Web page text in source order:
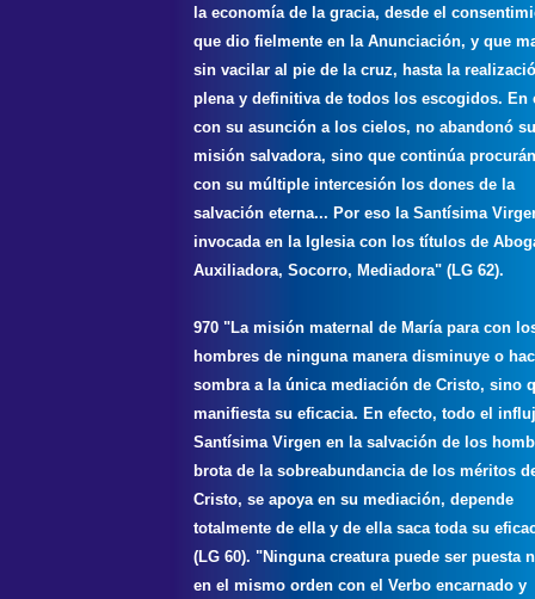
la economía de la gracia, desde el
que dio fielmente en la Anunciación, y que
sin vacilar al pie de la cruz, hasta la
plena y definitiva de todos los escogidos. En
con su asunción a los cielos, no abandonó su
misión salvadora, sino que continúa
con su múltiple intercesión los dones de la
salvación eterna... Por eso la Santísima
invocada en la Iglesia con los títulos de
Auxiliadora, Socorro, Mediadora" (LG 62).
970 "La misión maternal de María para con
hombres de ninguna manera disminuye o
sombra a la única mediación de Cristo, sino
manifiesta su eficacia. En efecto, todo el
Santísima Virgen en la salvación de los
brota de la sobreabundancia de los méritos
Cristo, se apoya en su mediación, depende
totalmente de ella y de ella saca toda su
(LG 60). "Ninguna creatura puede ser puesta
en el mismo orden con el Verbo encarnado y